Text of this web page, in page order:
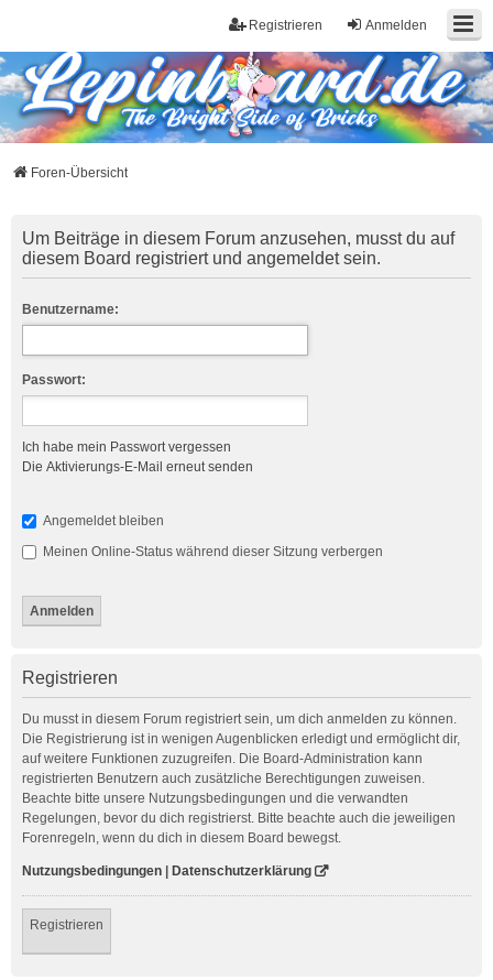
Anmelden
Registrieren
Foren-Übersicht
Um Beiträge in diesem Forum anzusehen, musst du auf
diesem Board registriert und angemeldet sein.
Benutzername:
Passwort:
Ich habe mein Passwort vergessen
Die Aktivierungs-E-Mail erneut senden
Angemeldet bleiben
Meinen Online-Status während dieser Sitzung verbergen
Registrieren
Du musst in diesem Forum registriert sein, um dich anmelden zu können.
Die Registrierung ist in wenigen Augenblicken erledigt und ermöglicht dir,
auf weitere Funktionen zuzugreifen. Die Board-Administration kann
registrierten Benutzern auch zusätzliche Berechtigungen zuweisen.
Beachte bitte unsere Nutzungsbedingungen und die verwandten
Regelungen, bevor du dich registrierst. Bitte beachte auch die jeweiligen
Forenregeln, wenn du dich in diesem Board bewegst.
Nutzungsbedingungen Datenschutzerklärung
Registrieren